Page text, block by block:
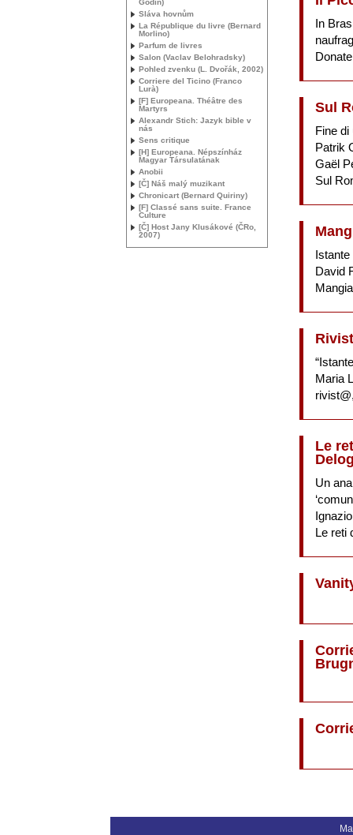
In
Sul
Fine di
Patrik
Gaël
Sul
Istante
David
Maria
Le
Un
Le reti
Godin)
Sláva hovnům
La République du livre (Bernard
Morlino)
Parfum de livres
Salon (Vaclav Belohradsky)
Pohled zvenku (L. Dvořák, 2002)
Corriere del Ticino (Franco
Lurà)
[F] Europeana. Théâtre des
Martyrs
Alexandr Stich: Jazyk bible v
nás
Sens critique
[H] Europeana. Népszínház
Magyar Társulatának
Anobii
[Č] Náš malý muzikant
Chronicart (Bernard Quiriny)
[F] Classé sans suite. France
Culture
[Č] Host Jany Klusákové (ČRo,
2007)